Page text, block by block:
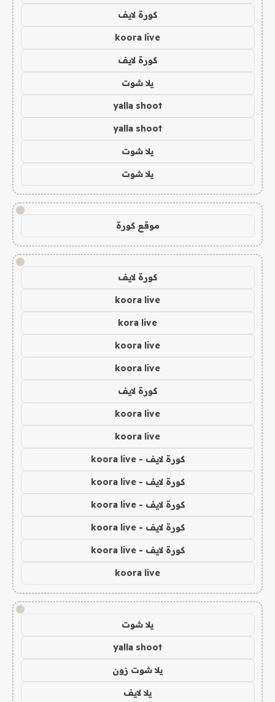
كورة لايف
koora live
كورة لايف
يلا شوت
yalla shoot
yalla shoot
يلا شوت
يلا شوت
!
موقع كورة
!
كورة لايف
koora live
kora live
koora live
koora live
كورة لايف
koora live
koora live
كورة لايف - koora live
كورة لايف - koora live
كورة لايف - koora live
كورة لايف - koora live
كورة لايف - koora live
koora live
!
يلا شوت
yalla shoot
يلا شوت زون
يلا لايف